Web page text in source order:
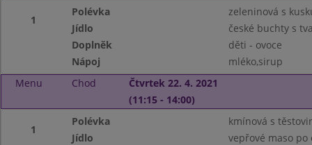
1
Polévka
zeleninová s
Jídlo
české buchty s
Doplněk
děti - ovoce
Nápoj
mléko,sirup
Menu
Chod
Čtvrtek 22. 4. 2021
(11:15 - 14:00)
1
Polévka
kmínová s
Jídlo
vepřové maso po